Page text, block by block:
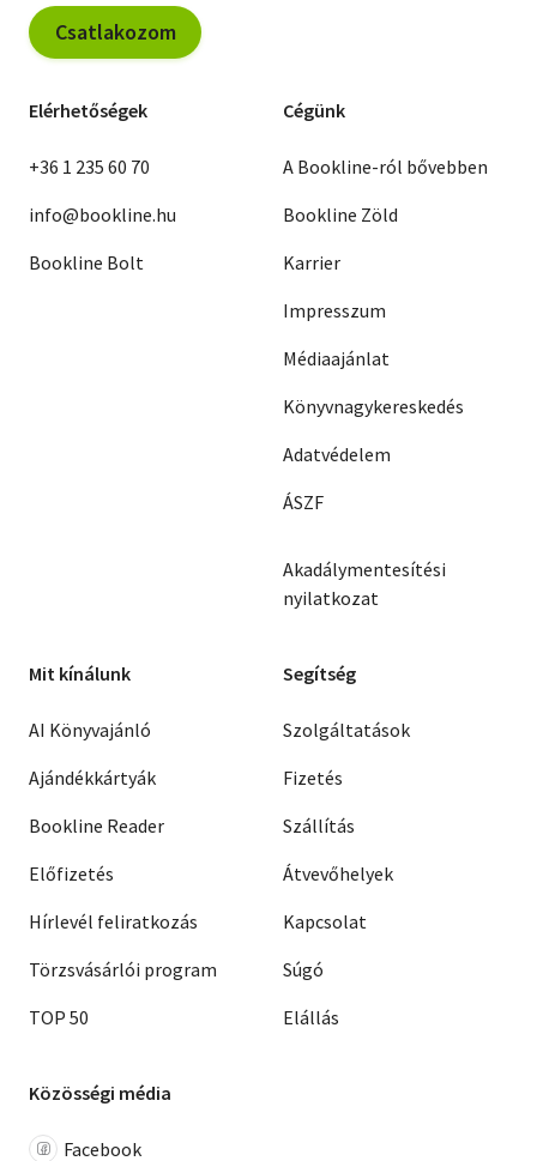
Csatlakozom
Elérhetőségek
+36 1 235 60 70
info@bookline.hu
Bookline Bolt
Cégünk
A Bookline-ról bővebben
Bookline Zöld
Karrier
Impresszum
Médiaajánlat
Könyvnagykereskedés
Adatvédelem
ÁSZF
Akadálymentesítési
nyilatkozat
Mit kínálunk
AI Könyvajánló
Ajándékkártyák
Bookline Reader
Előfizetés
Hírlevél feliratkozás
Törzsvásárlói program
TOP 50
Segítség
Szolgáltatások
Fizetés
Szállítás
Átvevőhelyek
Kapcsolat
Súgó
Elállás
Közösségi média
Facebook